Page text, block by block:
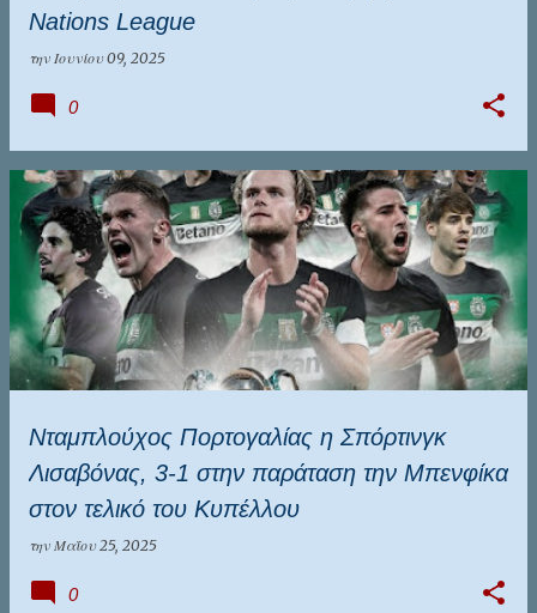
Nations League
την Ιουνίου 09, 2025
0
Νταμπλούχος Πορτογαλίας η Σπόρτινγκ
Λισαβόνας, 3-1 στην παράταση την Μπενφίκα
στον τελικό του Κυπέλλου
την Μαΐου 25, 2025
0